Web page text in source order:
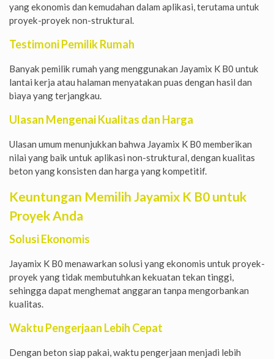
yang ekonomis dan kemudahan dalam aplikasi, terutama untuk
proyek-proyek non-struktural.
Testimoni Pemilik Rumah
Banyak pemilik rumah yang menggunakan Jayamix K B0 untuk
lantai kerja atau halaman menyatakan puas dengan hasil dan
biaya yang terjangkau.
Ulasan Mengenai Kualitas dan Harga
Ulasan umum menunjukkan bahwa Jayamix K B0 memberikan
nilai yang baik untuk aplikasi non-struktural, dengan kualitas
beton yang konsisten dan harga yang kompetitif.
Keuntungan Memilih Jayamix K B0 untuk
Proyek Anda
Solusi Ekonomis
Jayamix K B0 menawarkan solusi yang ekonomis untuk proyek-
proyek yang tidak membutuhkan kekuatan tekan tinggi,
sehingga dapat menghemat anggaran tanpa mengorbankan
kualitas.
Waktu Pengerjaan Lebih Cepat
Dengan beton siap pakai, waktu pengerjaan menjadi lebih